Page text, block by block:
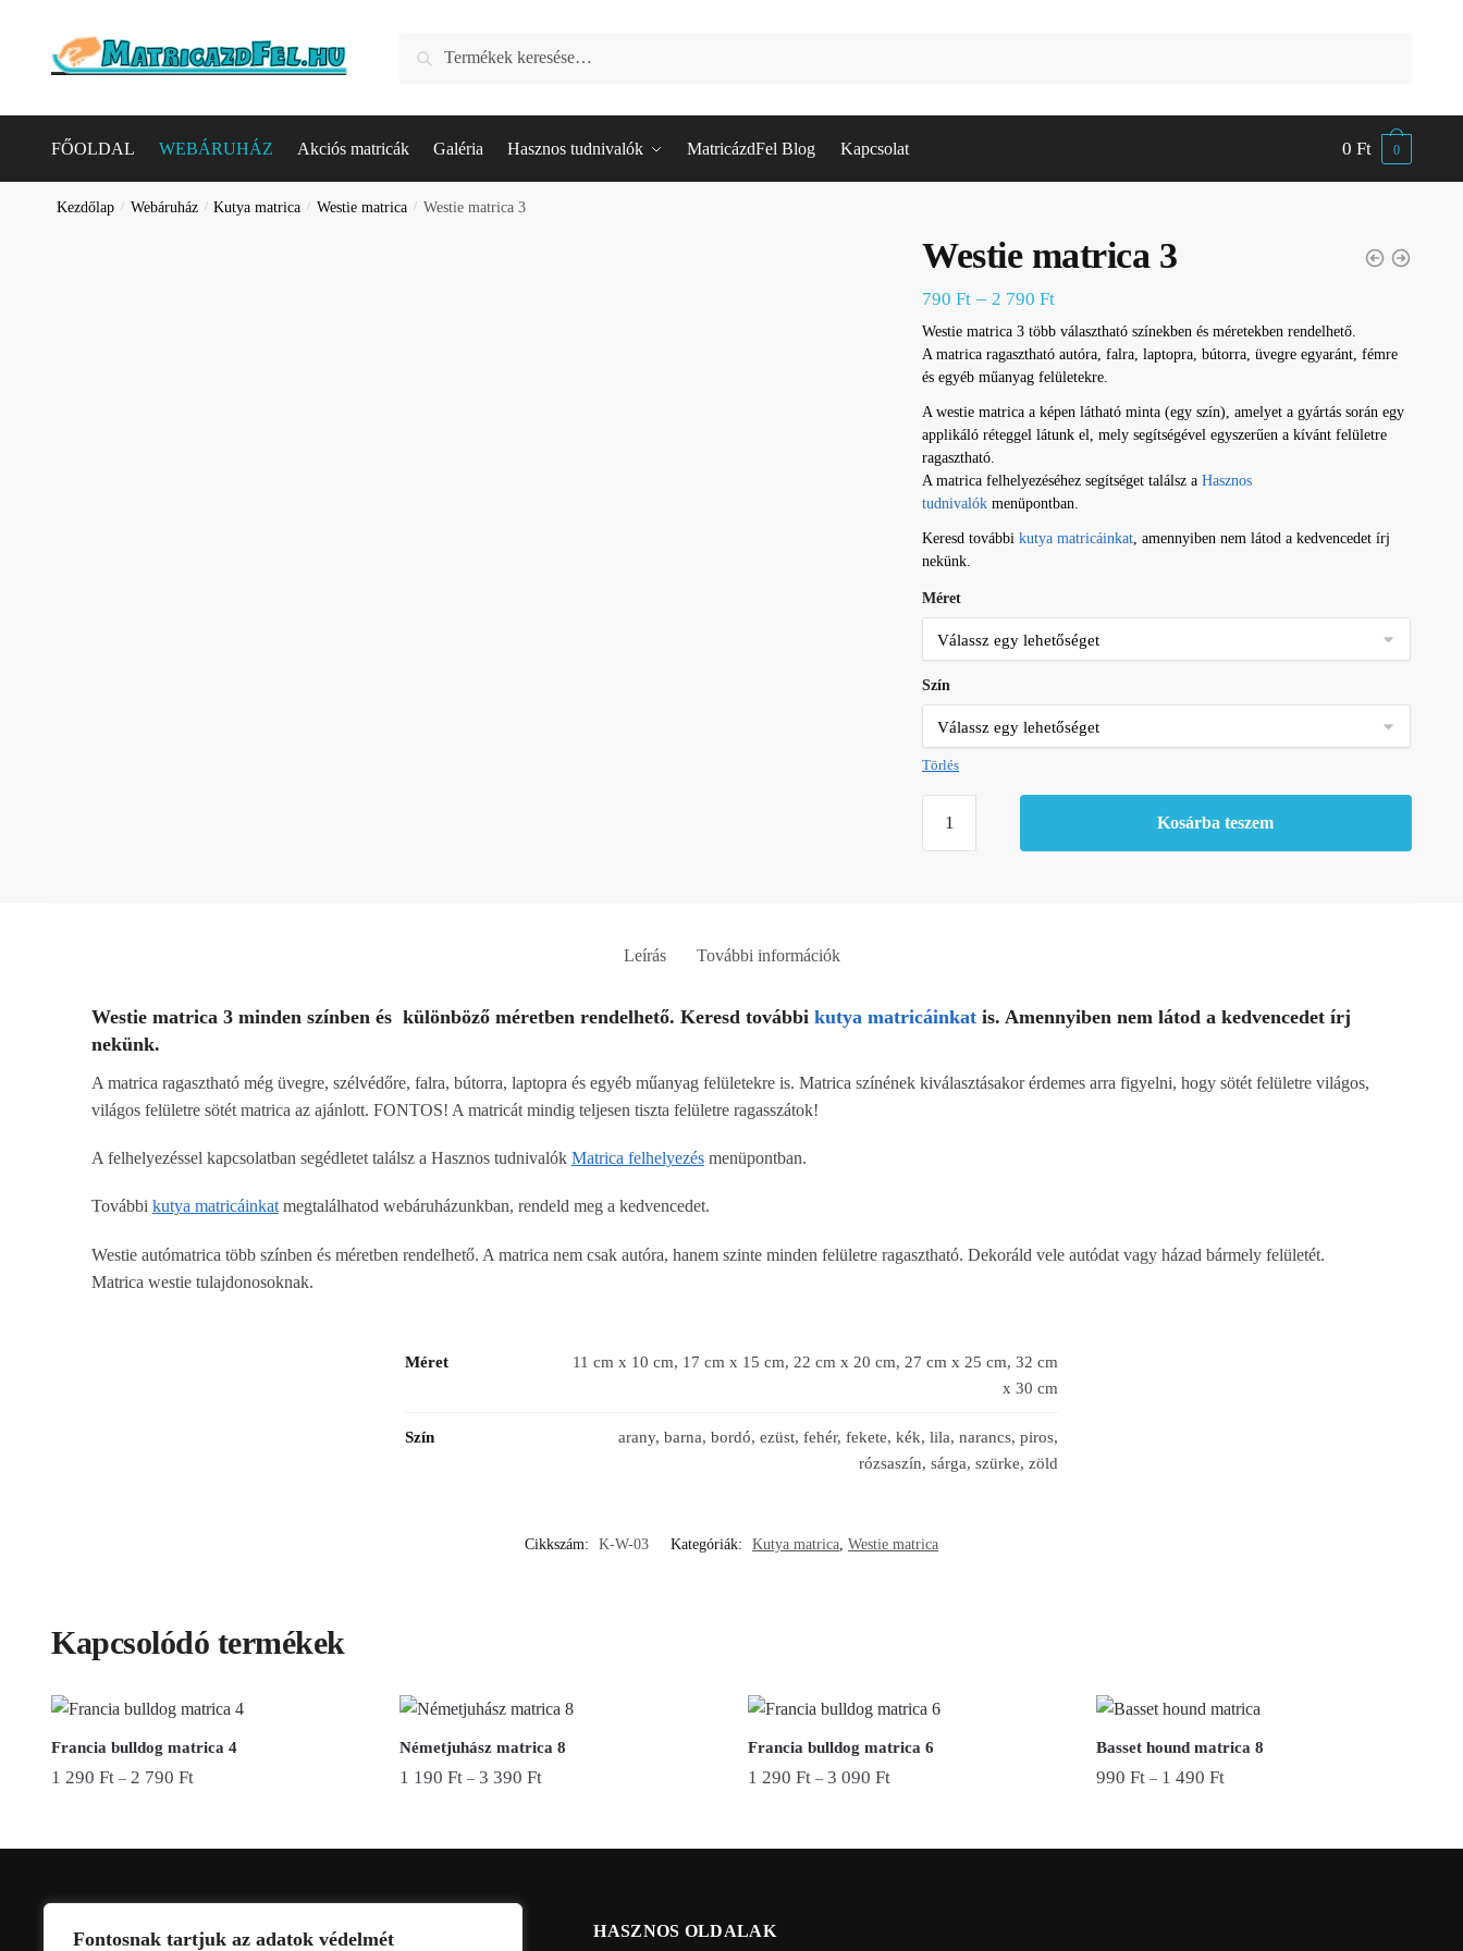
Fontosnak tartjuk az adatok védelmét
navigation
Keresés
FŐOLDAL WEBÁRUHÁZ Akciós matricák Galéria Hasznos tudnivalók MatricázdFel Blog Kapcsolat 0 Ft 0
Kezdőlap / Webáruház / Kutya matrica / Westie matrica / Westie matrica 3
Westie matrica 3
790 Ft – 2 790 Ft
Westie matrica 3 több választható színekben és méretekben rendelhető.
A matrica ragasztható autóra, falra, laptopra, bútorra, üvegre egyaránt, fémre
és egyéb műanyag felületekre.
A westie matrica a képen látható minta (egy szín), amelyet a gyártás során egy
applikáló réteggel látunk el, mely segítségével egyszerűen a kívánt felületre
ragasztható.
A matrica felhelyezéséhez segítséget találsz a Hasznos
tudnivalók menüpontban.
Keresd további kutya matricáinkat , amennyiben nem látod a kedvencedet írj
nekünk.
Méret
Szín
Törlés
matrica
Kosárba teszem
Leírás További információk
Westie matrica 3 minden színben és különböző méretben rendelhető. Keresd további kutya matricáinkatis. Amennyiben nem látod a kedvencedet írj
nekünk.
A matrica ragasztható még üvegre, szélvédőre, falra, bútorra, laptopra és egyéb műanyag felületekre is. Matrica színének kiválasztásakor érdemes arra figyelni, hogy sötét felületre világos,
világos felületre sötét matrica az ajánlott. FONTOS! A matricát mindig teljesen tiszta felületre ragasszátok!
A felhelyezéssel kapcsolatban segédletet találsz a Hasznos tudnivalók Matrica felhelyezésmenüpontban.
További kutya matricáinkatmegtalálhatod webáruházunkban, rendeld meg a kedvencedet.
Westie autómatrica több színben és méretben rendelhető. A matrica nem csak autóra, hanem szinte minden felületre ragasztható. Dekoráld vele autódat vagy házad bármely felületét.
Matrica westie tulajdonosoknak.
Méret
11 cm x 10 cm, 17 cm x 15 cm, 22 cm x 20 cm, 27 cm x 25 cm, 32 cm
x 30 cm
Szín
arany, barna, bordó, ezüst, fehér, fekete, kék, lila, narancs, piros,
rózsaszín, sárga, szürke, zöld
Cikkszám: K-W-03 Kategóriák: Kutya matrica, Westie matrica
Kapcsolódó termékek
Francia bulldog matrica 4
1 290Ft –2 790Ft
a
több
Németjuhász matrica 8
1 190 Ft – 3 390 Ft
a
több
Francia bulldog matrica 6
1 290 Ft– 3 090 Ft
a
variációja
Basset hound matrica 8
990 Ft– 1 490 Ft
a
ELÉRHETŐSÉGEINK HASZNOS OLDALAK